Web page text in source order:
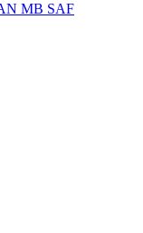
MB SAF